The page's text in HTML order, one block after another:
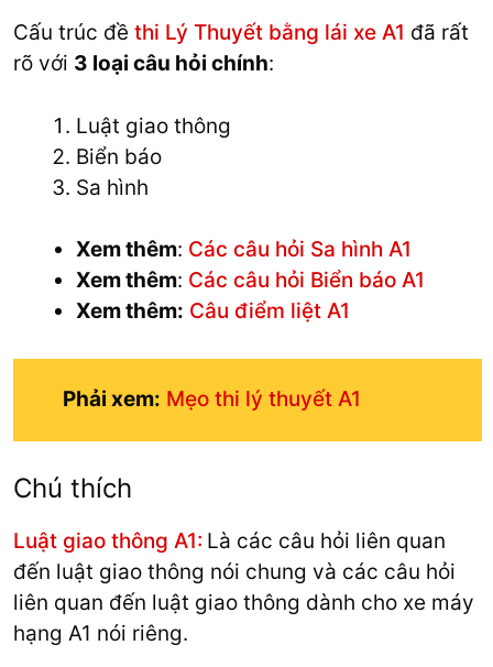
Cấu trúc đề thi Lý Thuyết bằng lái xe A1 đã rất
rõ với 3 loại câu hỏi chính:
Luật giao thông
Biển báo
Sa hình
Xem thêm: Các câu hỏi Sa hình A1
Xem thêm: Các câu hỏi Biển báo A1
Xem thêm: Câu điểm liệt A1
Phải xem: Mẹo thi lý thuyết A1
Chú thích
Luật giao thông A1: Là các câu hỏi liên quan
đến luật giao thông nói chung và các câu hỏi
liên quan đến luật giao thông dành cho xe máy
hạng A1 nói riêng.